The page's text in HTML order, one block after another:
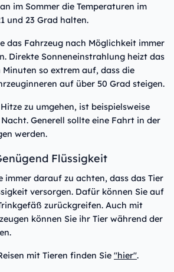
im Sommer die Temperaturen im
und 23 Grad halten.
das Fahrzeug nach Möglichkeit immer
Direkte Sonneneinstrahlung heizt das
so extrem auf, dass die
auf über 50 Grad steigen.
zu umgehen, ist beispielsweise
Generell sollte eine Fahrt in der
werden.
Flüssigkeit
immer darauf zu achten, dass das Tier
versorgen. Dafür können Sie auf
zurückgreifen. Auch mit
können Sie ihr Tier während der
mit Tieren finden Sie "hier".